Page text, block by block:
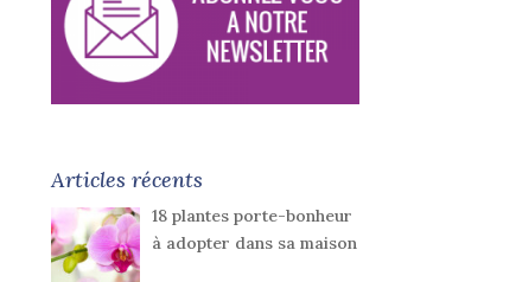
Articles récents
18 plantes porte-bonheur
à adopter dans sa maison